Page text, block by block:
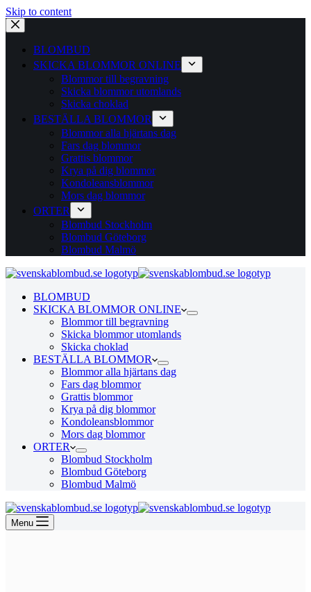
Skip to content
BLOMBUD
SKICKA BLOMMOR ONLINE
Blommor till begravning
Skicka blommor utomlands
Skicka choklad
BESTÄLLA BLOMMOR
Blommor alla hjärtans dag
Fars dag blommor
Grattis blommor
Krya på dig blommor
Kondoleansblommor
Mors dag blommor
ORTER
Blombud Stockholm
Blombud Göteborg
Blombud Malmö
BLOMBUD
SKICKA BLOMMOR ONLINE
Blommor till begravning
Skicka blommor utomlands
Skicka choklad
BESTÄLLA BLOMMOR
Blommor alla hjärtans dag
Fars dag blommor
Grattis blommor
Krya på dig blommor
Kondoleansblommor
Mors dag blommor
ORTER
Blombud Stockholm
Blombud Göteborg
Blombud Malmö
Menu